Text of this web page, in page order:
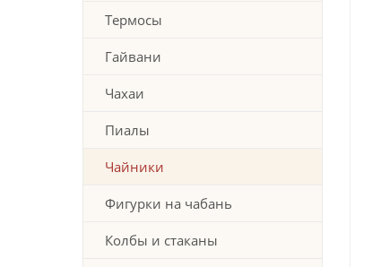
Термосы
Гайвани
Чахаи
Пиалы
Чайники
Фигурки на чабань
Колбы и стаканы